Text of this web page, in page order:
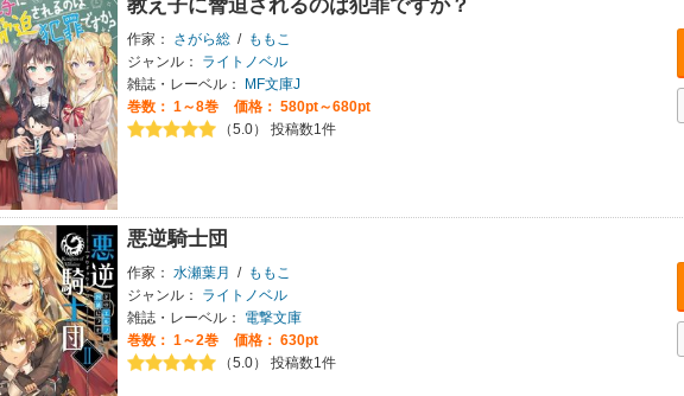
教え子に脅迫されるのは犯罪ですか？
作家： さがら総 /
ももこ
ジャンル：
ライトノベル
雑誌・レーベル：
MF文庫J
巻数： 1～8巻
価格： 580pt～680pt
（5.0） 投稿数1件
悪逆騎士団
作家： 水瀬葉月 /
ももこ
ジャンル：
ライトノベル
雑誌・レーベル：
電撃文庫
巻数： 1～2巻
価格： 630pt
（5.0） 投稿数1件